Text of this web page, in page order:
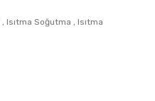
, Isıtma Soğutma , Isıtma